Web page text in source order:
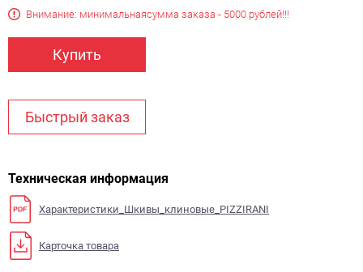
Внимание: минимальнаясумма заказа - 5000 рублей!!!
Купить
Быстрый заказ
Техническая информация
Характеристики_Шкивы_клиновые_PIZZIRANI
Карточка товара